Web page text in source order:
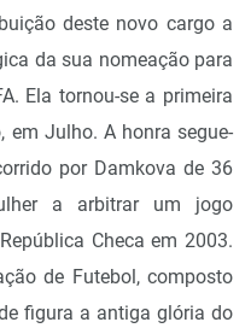
deste novo cargo a
da sua nomeação para
Ela tornou-se a primeira
em Julho. A honra segue-
por Damkova de 36
a arbitrar um jogo
Checa em 2003.
de Futebol, composto
figura a antiga glória do